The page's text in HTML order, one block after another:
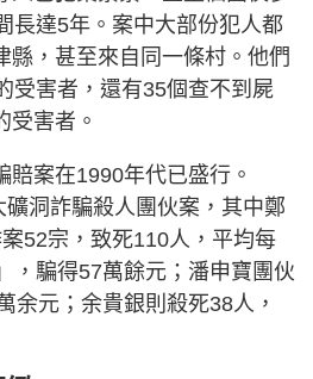
長達5年。案中大部份犯人都
縣，甚至來自同一條村。他們
受害者，還有35個查不到屍
受害者。
案在1990年代已盛行。
洞詐騙殺人團伙案，其中鄭
52宗，致死110人，平均每
，騙得57萬餘元；潘申寶團伙
余元；余貴銀則殺死38人，